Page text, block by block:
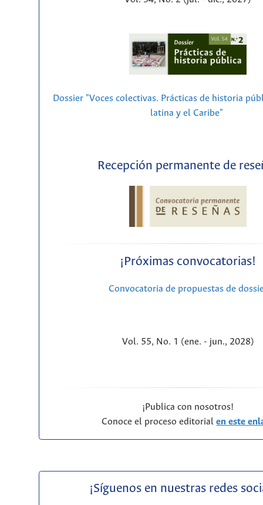
Dossier "Voces colectivas. Prácticas de historia
latina y el Caribe"
Recepción permanente de
¡Próximas convocatorias!
Convocatoria de propuestas de
Vol. 55, No. 1 (ene. - jun., 2028)
¡Publica con nosotros!
Conoce el proceso editorialen este
¡Síguenos en nuestras redes